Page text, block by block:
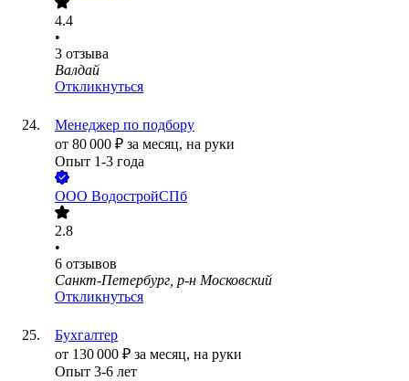
4.4
•
3 отзыва
Валдай
Откликнуться
Менеджер по подбору
от 80 000 ₽ за месяц, на руки
Опыт 1-3 года
ООО ВодостройСПб
2.8
•
6 отзывов
Санкт-Петербург, р-н Московский
Откликнуться
Бухгалтер
от 130 000 ₽ за месяц, на руки
Опыт 3-6 лет